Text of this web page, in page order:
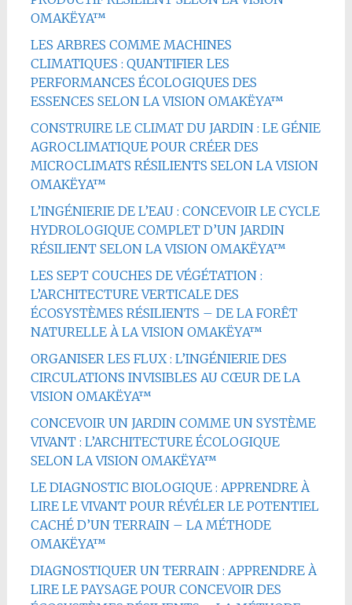
OMAKËYA™
LES ARBRES COMME MACHINES
CLIMATIQUES : QUANTIFIER LES
PERFORMANCES ÉCOLOGIQUES DES
ESSENCES SELON LA VISION OMAKËYA™
CONSTRUIRE LE CLIMAT DU JARDIN : LE GÉNIE
AGROCLIMATIQUE POUR CRÉER DES
MICROCLIMATS RÉSILIENTS SELON LA VISION
OMAKËYA™
L’INGÉNIERIE DE L’EAU : CONCEVOIR LE CYCLE
HYDROLOGIQUE COMPLET D’UN JARDIN
RÉSILIENT SELON LA VISION OMAKËYA™
LES SEPT COUCHES DE VÉGÉTATION :
L’ARCHITECTURE VERTICALE DES
ÉCOSYSTÈMES RÉSILIENTS – DE LA FORÊT
NATURELLE À LA VISION OMAKËYA™
ORGANISER LES FLUX : L’INGÉNIERIE DES
CIRCULATIONS INVISIBLES AU CŒUR DE LA
VISION OMAKËYA™
CONCEVOIR UN JARDIN COMME UN SYSTÈME
VIVANT : L’ARCHITECTURE ÉCOLOGIQUE
SELON LA VISION OMAKËYA™
LE DIAGNOSTIC BIOLOGIQUE : APPRENDRE À
LIRE LE VIVANT POUR RÉVÉLER LE POTENTIEL
CACHÉ D’UN TERRAIN – LA MÉTHODE
OMAKËYA™
DIAGNOSTIQUER UN TERRAIN : APPRENDRE À
LIRE LE PAYSAGE POUR CONCEVOIR DES